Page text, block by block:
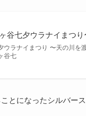
谷七夕ウラナイまつ
ウラナイまつり 〜天の川を
谷七
とになったシルバー